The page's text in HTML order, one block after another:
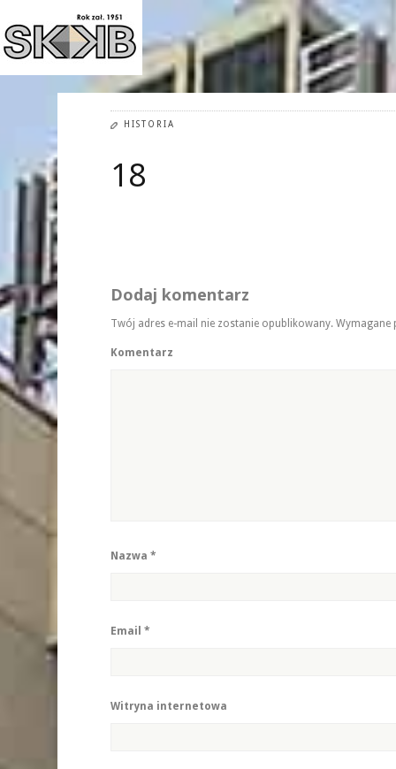
HISTORIA
18
Dodaj komentarz
Twój adres e-mail nie zostanie opublikowany. Wymagane
Komentarz
Nazwa *
Email *
Witryna internetowa